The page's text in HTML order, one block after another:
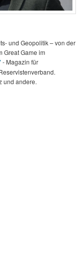
und Geopolitik – von der
Great Game im
- Magazin für
und andere.